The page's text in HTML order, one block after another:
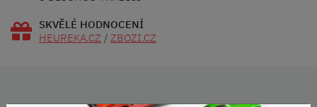
SKVĚLÉ HODNOCENÍ
HEUREKA.CZ / ZBOZI.CZ